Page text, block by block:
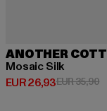
ANOTHER
Mosaic Silk
EUR 26,93
Huidige prijs: EUR
EUR 35,90